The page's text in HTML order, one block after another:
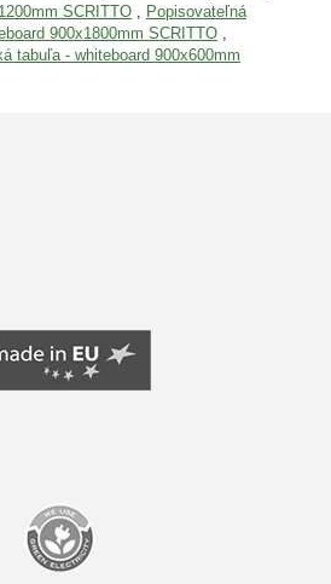
SCRITTO
Popisovateľná
900x1800mm SCRITTO
tabuľa - whiteboard 900x600mm